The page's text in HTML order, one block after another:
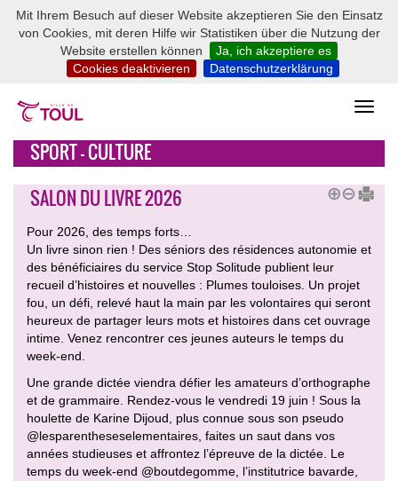
Mit Ihrem Besuch auf dieser Website akzeptieren Sie den Einsatz
von Cookies, mit deren Hilfe wir Statistiken über die Nutzung der
Website erstellen können
Ja, ich akzeptiere es
Cookies deaktivieren
Datenschutzerklärung
SPORT - CULTURE
SALON DU LIVRE 2026
Pour 2026, des temps forts…
Un livre sinon rien ! Des séniors des résidences autonomie et
des bénéficiaires du service Stop Solitude publient leur
recueil d’histoires et nouvelles : Plumes touloises. Un projet
fou, un défi, relevé haut la main par les volontaires qui seront
heureux de partager leurs mots et histoires dans cet ouvrage
intime. Venez rencontrer ces jeunes auteurs le temps du
week-end.
Une grande dictée viendra défier les amateurs d’orthographe
et de grammaire. Rendez-vous le vendredi 19 juin ! Sous la
houlette de Karine Dijoud, plus connue sous son pseudo
@lesparentheseselementaires, faites un saut dans vos
années studieuses et affrontez l’épreuve de la dictée. Le
temps du week-end @boutdegomme, l’institutrice bavarde,